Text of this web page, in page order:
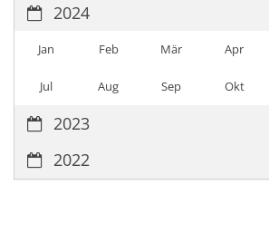
2024
Jan Feb Mär Apr
Jul Aug Sep Okt
2023
2022